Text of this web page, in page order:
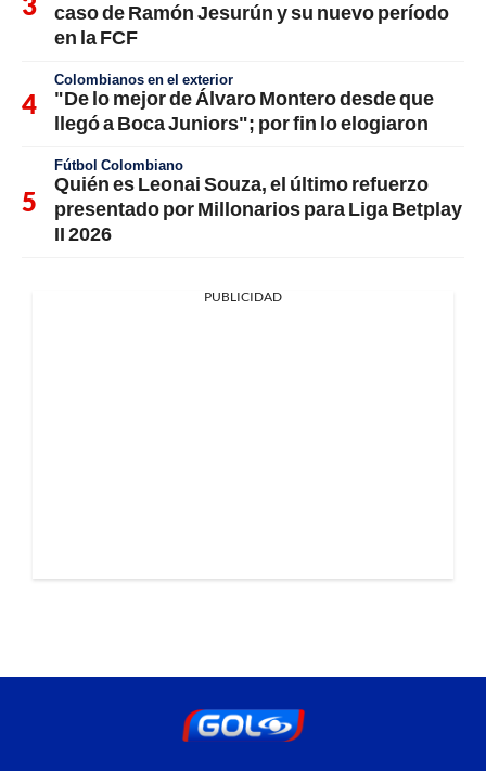
caso de Ramón Jesurún y su nuevo período
en la FCF
Colombianos en el exterior
"De lo mejor de Álvaro Montero desde que
llegó a Boca Juniors"; por fin lo elogiaron
Fútbol Colombiano
Quién es Leonai Souza, el último refuerzo
presentado por Millonarios para Liga Betplay
II 2026
PUBLICIDAD